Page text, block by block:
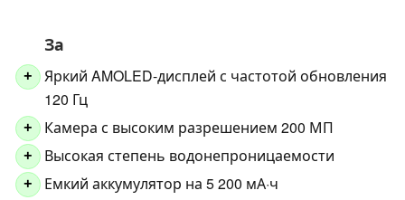
За
+
Яркий AMOLED-дисплей с частотой обновления
120 Гц
+ Камера с высоким разрешением 200 МП
+ Высокая степень водонепроницаемости
+ Емкий аккумулятор на 5 200 мА·ч